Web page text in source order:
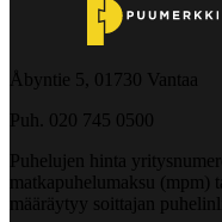
Åbyntie 5, 01730 Vantaa
Puh. 020 745 0500
Puhelujen hinta
matkapuhelumaksu
määräytyy soittajan